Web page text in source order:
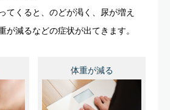
てくると、のどが渇く、尿が増え
が減るなどの症状が出てきます。
体重が減る